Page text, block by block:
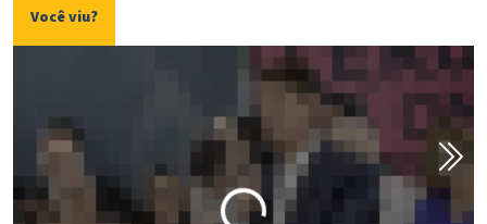
Você viu?